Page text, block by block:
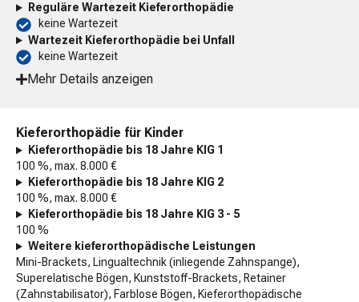
Reguläre Wartezeit Kieferorthopädie
keine Wartezeit
Wartezeit Kieferorthopädie bei Unfall
keine Wartezeit
Mehr Details anzeigen
Kieferorthopädie für Kinder
Kieferorthopädie bis 18 Jahre KIG 1
100 %, max. 8.000 €
Kieferorthopädie bis 18 Jahre KIG 2
100 %, max. 8.000 €
Kieferorthopädie bis 18 Jahre KIG 3 - 5
100 %
Weitere kieferorthopädische Leistungen
Mini-Brackets, Lingualtechnik (inliegende Zahnspange),
Superelatische Bögen, Kunststoff-Brackets, Retainer
(Zahnstabilisator), Farblose Bögen, Kieferorthopädische